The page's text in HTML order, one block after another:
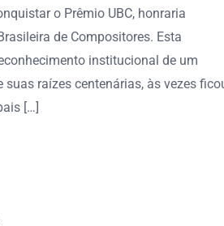
o Prêmio UBC, honraria
de Compositores. Esta
institucional de um
suas raízes centenárias, às vezes
[…]